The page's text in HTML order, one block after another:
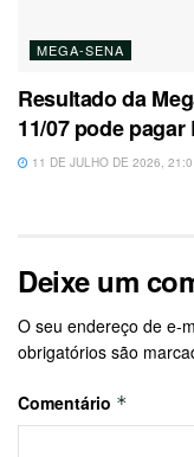
MEGA-SENA
Resultado da
11/07 pode
11 DE JULHO DE 2026,
Deixe um
O seu endereço de e-
obrigatórios são
Comentário *